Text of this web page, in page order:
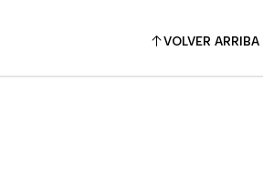
VOLVER ARRIBA